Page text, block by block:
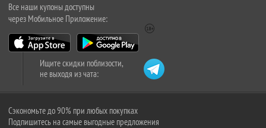
Все наши купоны доступны
через Мобильное Приложение:
Ищите скидки поблизости,
не выходя из чата:
Сэкономьте до 90% при любых покупках
Подпишитесь на самые выгодные предложения